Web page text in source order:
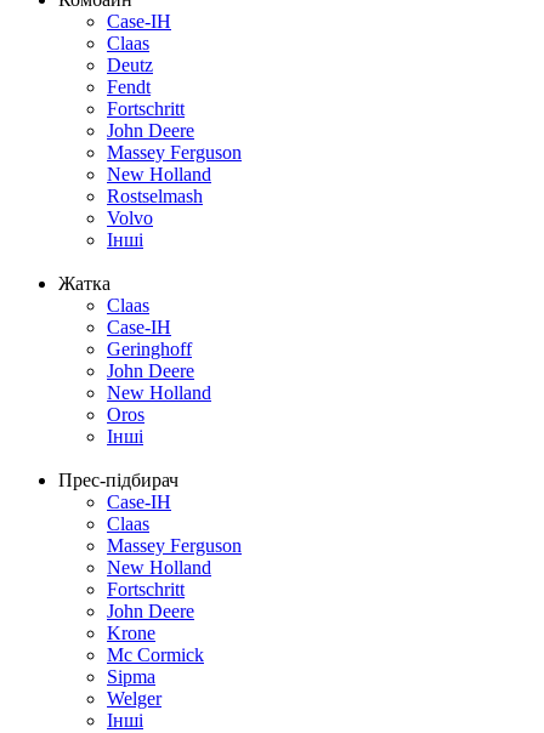
Case-IH
Claas
Deutz
Fendt
Fortschritt
John Deere
Massey Ferguson
New Holland
Rostselmash
Volvo
Інші
Жатка
Claas
Case-IH
Geringhoff
John Deere
New Holland
Oros
Інші
Прес-підбирач
Case-IH
Claas
Massey Ferguson
New Holland
Fortschritt
John Deere
Krone
Mc Cormick
Sipma
Welger
Інші